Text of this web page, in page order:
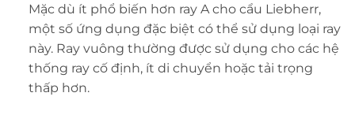
Mặc dù ít phổ biến hơn ray A cho cẩu Liebherr,
một số ứng dụng đặc biệt có thể sử dụng loại ray
này. Ray vuông thường được sử dụng cho các hệ
thống ray cố định, ít di chuyển hoặc tải trọng
thấp hơn.